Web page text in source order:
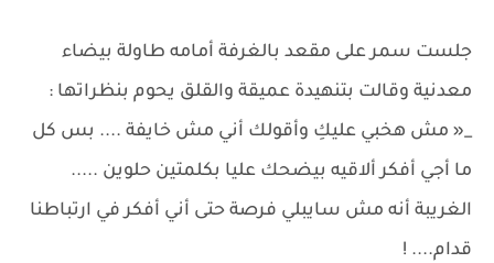
جلست سمر على مقعد بالغرفة أمامه طاولة بيضاء
معدنية وقالت بتنهيدة عميقة والقلق يحوم بنظراتها :
_« مش هخبي عليكِ وأقولك أني مش خايفة .... بس كل
ما أجي أفكر ألاقيه بيضحك عليا بكلمتين حلوين .....
الغريبة أنه مش سايبلي فرصة حتى أني أفكر في ارتباطنا
قدام.... !